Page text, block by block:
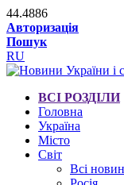
44.4886
Авторизація
Пошук
RU
ВСІ РОЗДІЛИ
Головна
Україна
Місто
Світ
Всі